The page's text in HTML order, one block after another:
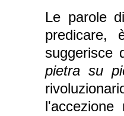
Le parole
suggerisce
pietra su